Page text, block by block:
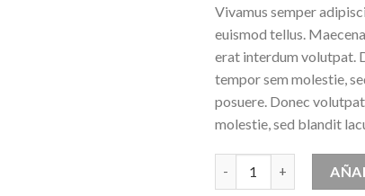
Vivamus semper
euismod tellus.
erat interdum volutpat.
tempor sem molestie,
posuere. Donec
molestie, sed blandit
Magnete Exposure